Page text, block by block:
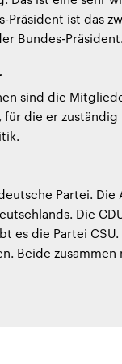
Präsident ist das
Bundes-Präsident.
sind die
die er
Partei.
Die
es die Partei
Beide